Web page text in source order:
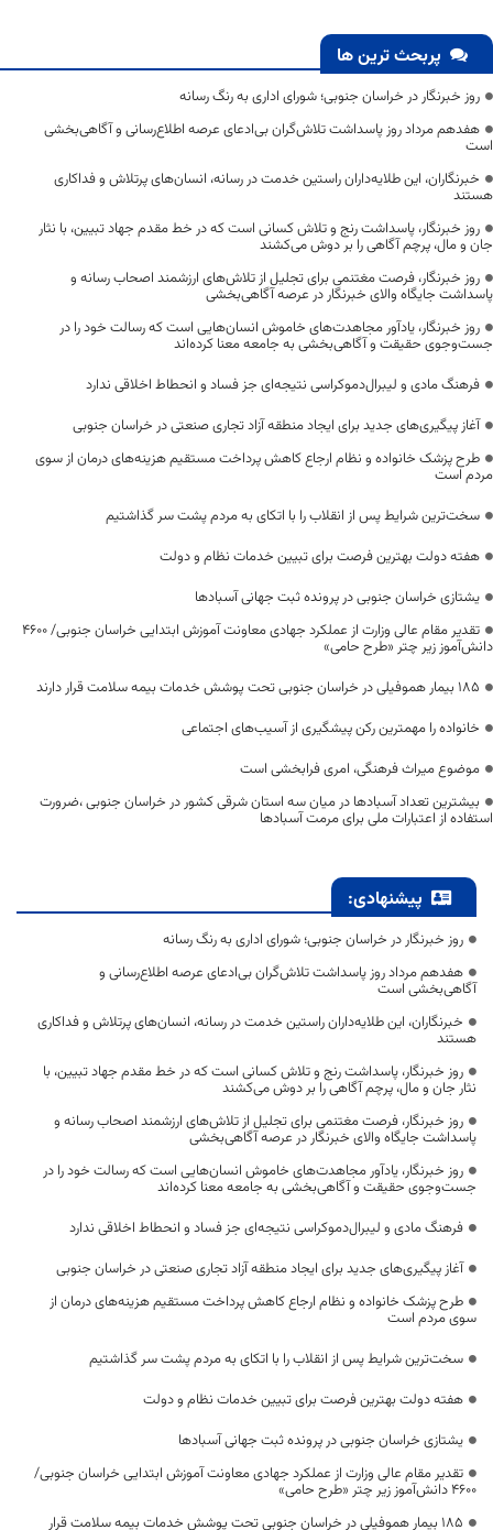
پربحث ترین ها
روز خبرنگار در خراسان جنوبی؛ شورای اداری به رنگ رسانه
هفدهم مرداد روز پاسداشت تلاش‌گران بی‌ادعای عرصه اطلاع‌رسانی و آگاهی‌بخشی
است
خبرنگاران، این طلایه‌داران راستین خدمت در رسانه، انسان‌های پرتلاش و فداکاری
هستند
روز خبرنگار، پاسداشت رنج و تلاش کسانی است که در خط مقدم جهاد تبیین، با نثار
جان و مال، پرچم آگاهی را بر دوش می‌کشند
روز خبرنگار، فرصت مغتنمی برای تجلیل از تلاش‌های ارزشمند اصحاب رسانه و
پاسداشت جایگاه والای خبرنگار در عرصه آگاهی‌بخشی
روز خبرنگار، یادآور مجاهدت‌های خاموش انسان‌هایی است که رسالت خود را در
جست‌وجوی حقیقت و آگاهی‌بخشی به جامعه معنا کرده‌اند
فرهنگ مادی و لیبرال‌دموکراسی نتیجه‌ای جز فساد و انحطاط اخلاقی ندارد
آغاز پیگیری‌های جدید برای ایجاد منطقه آزاد تجاری صنعتی در خراسان جنوبی
طرح پزشک خانواده و نظام ارجاع کاهش پرداخت مستقیم هزینه‌های درمان از سوی
مردم است
سخت‌ترین شرایط پس از انقلاب را با اتکای به مردم پشت سر گذاشتیم
هفته دولت بهترین فرصت برای تبیین خدمات نظام و دولت
یشتازی خراسان جنوبی در پرونده ثبت جهانی آسبادها
تقدیر مقام عالی وزارت از عملکرد جهادی معاونت آموزش ابتدایی خراسان جنوبی/ ۴۶۰۰
دانش‌آموز زیر چتر «طرح حامی»
۱۸۵ بیمار هموفیلی در خراسان جنوبی تحت پوشش خدمات بیمه سلامت قرار دارند
خانواده را مهمترین رکن پیشگیری از آسیب‌های اجتماعی
موضوع میراث فرهنگی، امری فرابخشی است
بیشترین تعداد آسبادها در میان سه استان شرقی کشور در خراسان جنوبی ،ضرورت
استفاده از اعتبارات ملی برای مرمت آسبادها
پیشنهادی:
روز خبرنگار در خراسان جنوبی؛ شورای اداری به رنگ رسانه
هفدهم مرداد روز پاسداشت تلاش‌گران بی‌ادعای عرصه اطلاع‌رسانی و
آگاهی‌بخشی است
خبرنگاران، این طلایه‌داران راستین خدمت در رسانه، انسان‌های پرتلاش و فداکاری
هستند
روز خبرنگار، پاسداشت رنج و تلاش کسانی است که در خط مقدم جهاد تبیین، با
نثار جان و مال، پرچم آگاهی را بر دوش می‌کشند
روز خبرنگار، فرصت مغتنمی برای تجلیل از تلاش‌های ارزشمند اصحاب رسانه و
پاسداشت جایگاه والای خبرنگار در عرصه آگاهی‌بخشی
روز خبرنگار، یادآور مجاهدت‌های خاموش انسان‌هایی است که رسالت خود را در
جست‌وجوی حقیقت و آگاهی‌بخشی به جامعه معنا کرده‌اند
فرهنگ مادی و لیبرال‌دموکراسی نتیجه‌ای جز فساد و انحطاط اخلاقی ندارد
آغاز پیگیری‌های جدید برای ایجاد منطقه آزاد تجاری صنعتی در خراسان جنوبی
طرح پزشک خانواده و نظام ارجاع کاهش پرداخت مستقیم هزینه‌های درمان از
سوی مردم است
سخت‌ترین شرایط پس از انقلاب را با اتکای به مردم پشت سر گذاشتیم
هفته دولت بهترین فرصت برای تبیین خدمات نظام و دولت
یشتازی خراسان جنوبی در پرونده ثبت جهانی آسبادها
تقدیر مقام عالی وزارت از عملکرد جهادی معاونت آموزش ابتدایی خراسان جنوبی/
۴۶۰۰ دانش‌آموز زیر چتر «طرح حامی»
۱۸۵ بیمار هموفیلی در خراسان جنوبی تحت پوشش خدمات بیمه سلامت قرار